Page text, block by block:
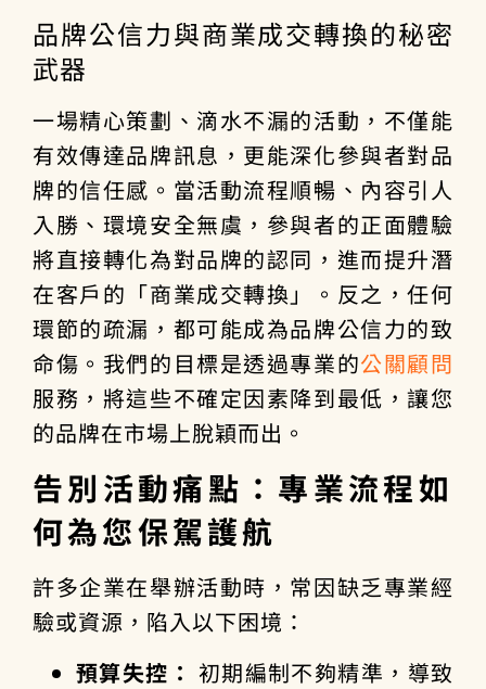
品牌公信力與商業成交轉換的秘密
武器
一場精心策劃、滴水不漏的活動，不僅能
有效傳達品牌訊息，更能深化參與者對品
牌的信任感。當活動流程順暢、內容引人
入勝、環境安全無虞，參與者的正面體驗
將直接轉化為對品牌的認同，進而提升潛
在客戶的「商業成交轉換」。反之，任何
環節的疏漏，都可能成為品牌公信力的致
命傷。我們的目標是透過專業的公關顧問
服務，將這些不確定因素降到最低，讓您
的品牌在市場上脫穎而出。
告別活動痛點：專業流程如
何為您保駕護航
許多企業在舉辦活動時，常因缺乏專業經
驗或資源，陷入以下困境：
預算失控： 初期編制不夠精準，導致